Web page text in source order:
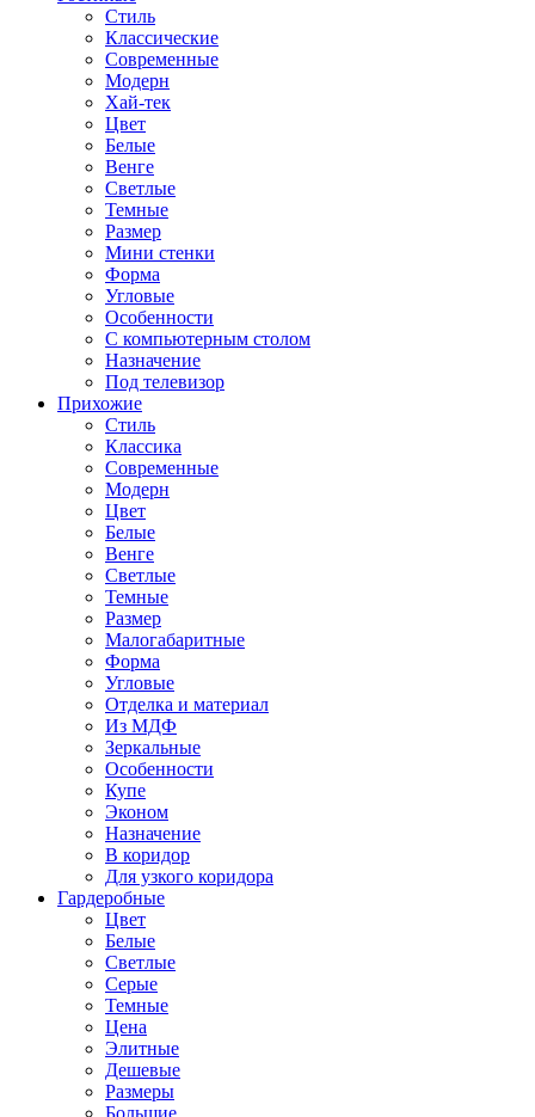
Стиль
Классические
Современные
Модерн
Хай-тек
Цвет
Белые
Венге
Светлые
Темные
Размер
Мини стенки
Форма
Угловые
Особенности
С компьютерным столом
Назначение
Под телевизор
Прихожие
Стиль
Классика
Современные
Модерн
Цвет
Белые
Венге
Светлые
Темные
Размер
Малогабаритные
Форма
Угловые
Отделка и материал
Из МДФ
Зеркальные
Особенности
Купе
Эконом
Назначение
В коридор
Для узкого коридора
Гардеробные
Цвет
Белые
Светлые
Серые
Темные
Цена
Элитные
Дешевые
Размеры
Большие